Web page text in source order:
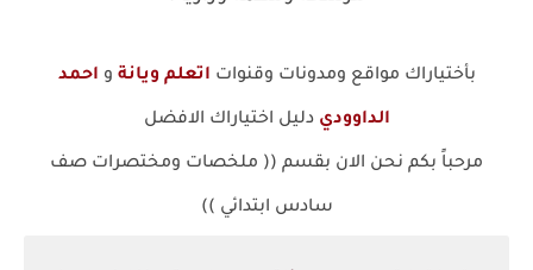
بأختياراك مواقع ومدونات وقنوات اتعلم ويانة و احمد
الداوودي دليل اختياراك الافضل
مرحباً بكم نحن الان بقسم (( ملخصات ومختصرات صف
سادس ابتدائي ))